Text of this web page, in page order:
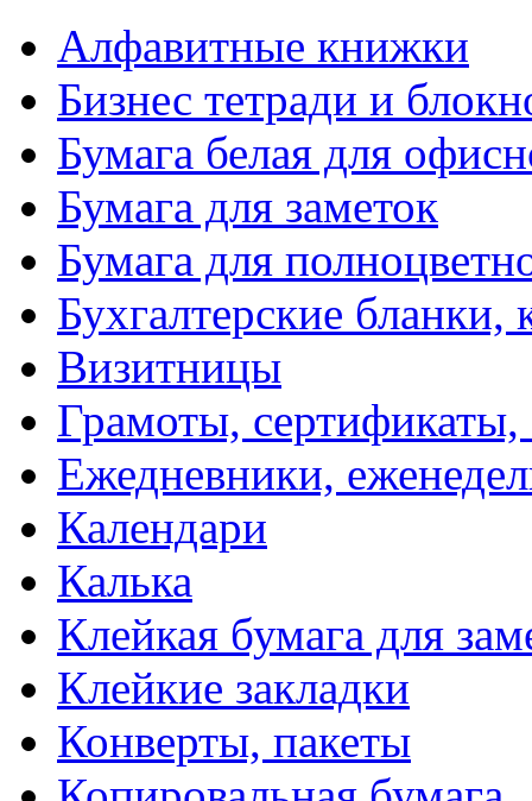
Алфавитные книжки
Бизнес тетради и
Бумага белая для
Бумага для заметок
Бумага для
Бухгалтерские бланки,
Визитницы
Грамоты,
Ежедневники,
Календари
Калька
Клейкая бумага для
Клейкие закладки
Конверты, пакеты